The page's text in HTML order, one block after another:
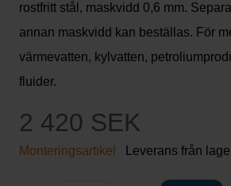
rostfritt stål, maskvidd 0,6 mm.
annan maskvidd kan beställas. För
värmevatten, kylvatten,
fluider.
2 420 SEK
Monteringsartikel Leverans från